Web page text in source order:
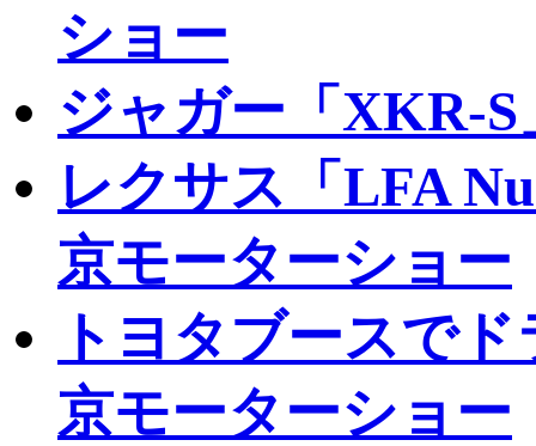
ショー
ジャガー「XKR-
レクサス「LFA
京モーターショー
トヨタブースで
京モーターショー